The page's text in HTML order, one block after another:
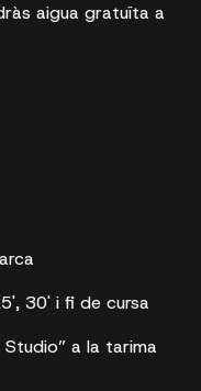
aigua gratuïta a
30' i fi de cursa
a la tarima